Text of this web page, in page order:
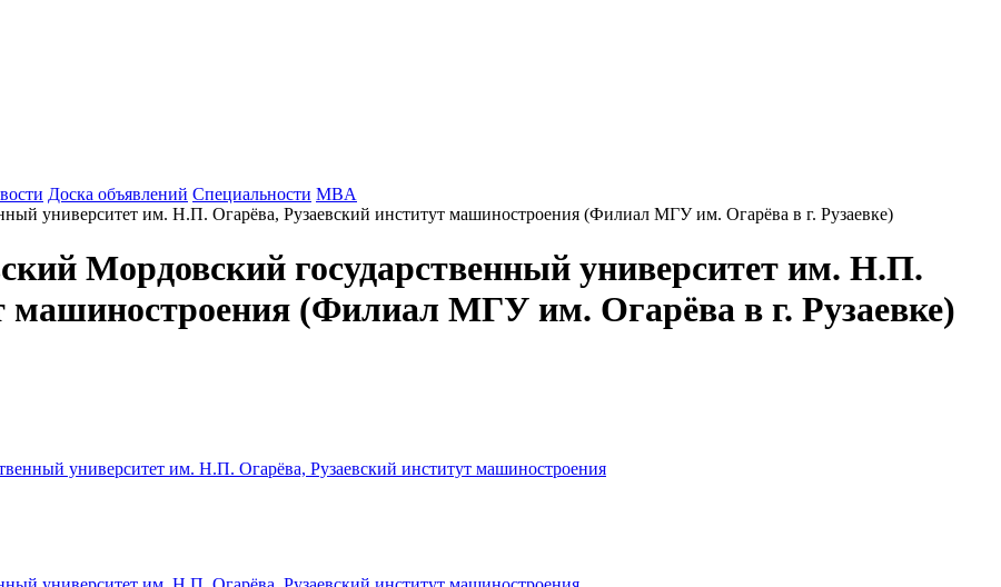
Доска объявлений Специальности MBA
Мордовский государственный университет им. Н.П.
машиностроения (Филиал МГУ им. Огарёва в г. Рузаевке)
университет им. Н.П. Огарёва, Рузаевский институт машиностроения